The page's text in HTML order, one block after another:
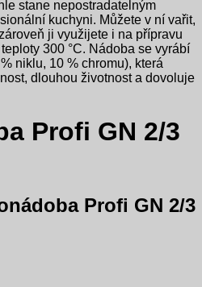
stane nepostradatelným
kuchyni. Můžete v ní vařit,
ji využijete i na přípravu
300 °C. Nádoba se vyrábí
niklu, 10 % chromu), která
dlouhou životnost a dovoluje
Profi GN 2/3
Profi GN 2/3